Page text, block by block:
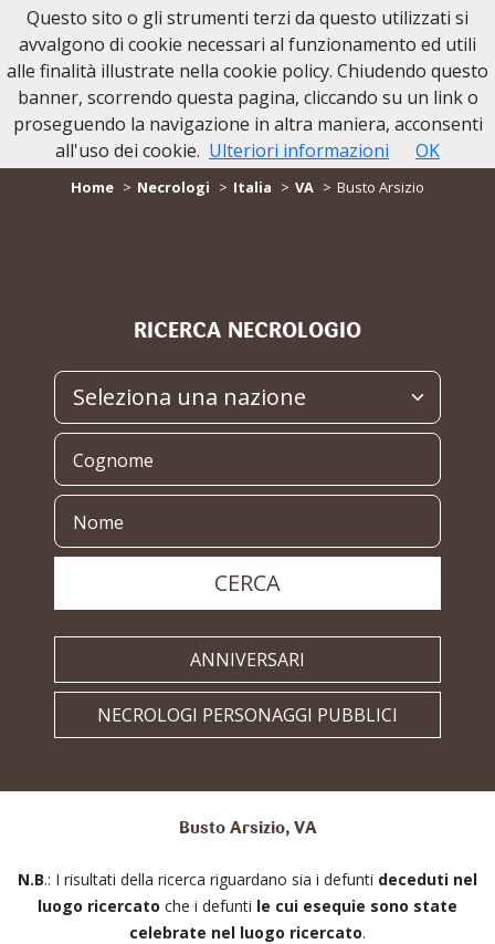
NECROLOGI Busto Arsizio
Home Necrologi Italia VA Busto Arsizio
RICERCA NECROLOGIO
CERCA
ANNIVERSARI
NECROLOGI PERSONAGGI PUBBLICI
Busto Arsizio, VA
N.B.: I risultati della ricerca riguardano sia i defunti deceduti nel
luogo ricercato che i defunti le cui esequie sono state
celebrate nel luogo ricercato.
Questo sito o gli strumenti terzi da questo utilizzati si
avvalgono di cookie necessari al funzionamento ed utili
alle finalità illustrate nella cookie policy. Chiudendo questo
banner, scorrendo questa pagina, cliccando su un link o
proseguendo la navigazione in altra maniera, acconsenti
all'uso dei cookie. Ulteriori informazioni OK